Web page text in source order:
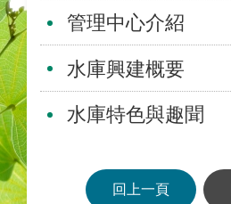
管理中心介紹
水庫興建概要
水庫特色與趣聞
回上一頁